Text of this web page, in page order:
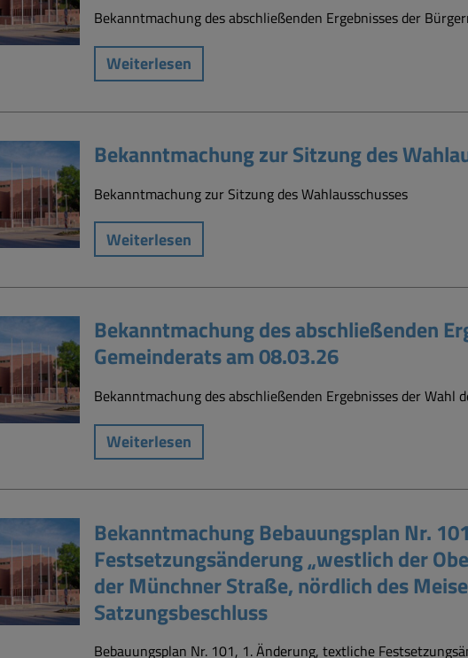
Bekanntmachung des abschließenden Ergebnisses der
Weiterlesen
Bekanntmachung zur Sitzung des
Bekanntmachung zur Sitzung des Wahlausschusses
Weiterlesen
Bekanntmachung des abschließenden
Gemeinderats am 08.03.26
Bekanntmachung des abschließenden Ergebnisses der Wahl
Weiterlesen
Bekanntmachung Bebauungsplan Nr.
Festsetzungsänderung „westlich der
der Münchner Straße, nördlich des
Satzungsbeschluss
Bebauungsplan Nr. 101, 1. Änderung, textliche